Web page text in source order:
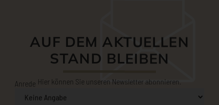
STAND BLEIBEN
Hier können Sie unseren Newsletter abonnieren.
E-Mail